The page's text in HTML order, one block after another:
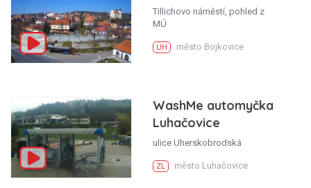
Tillichovo náměstí, pohled z
MÚ
UH město Bojkovice
WashMe automyčka
Luhačovice
ulice Uherskobrodská
ZL město Luhačovice